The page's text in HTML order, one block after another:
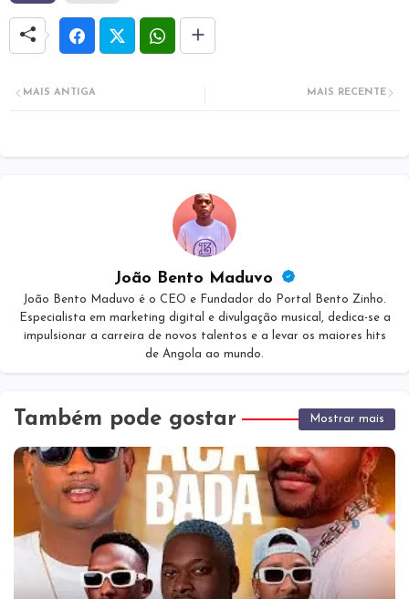
MAIS RECENTE
MAIS ANTIGA
João Bento Maduvo
João Bento Maduvo é o CEO e Fundador do Portal Bento Zinho.
Especialista em marketing digital e divulgação musical, dedica-se a
impulsionar a carreira de novos talentos e a levar os maiores hits
de Angola ao mundo.
Também pode gostar Mostrar mais